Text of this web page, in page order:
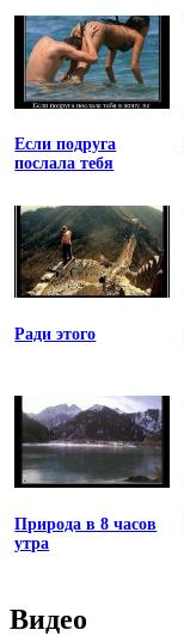
Если подруга
послала тебя
Ради этого
Природа в 8 часов
утра
Видео